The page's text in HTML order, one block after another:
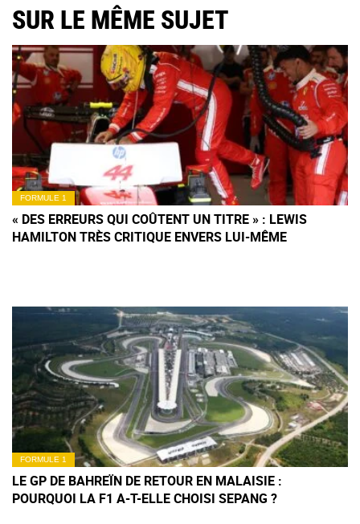
SUR LE MÊME SUJET
FORMULE 1
« DES ERREURS QUI COÛTENT UN TITRE » : LEWIS
HAMILTON TRÈS CRITIQUE ENVERS LUI-MÊME
FORMULE 1
LE GP DE BAHREÏN DE RETOUR EN MALAISIE :
POURQUOI LA F1 A-T-ELLE CHOISI SEPANG ?